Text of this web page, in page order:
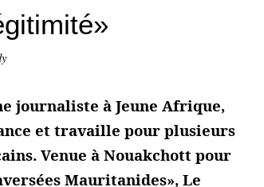
journaliste à Jeune Afrique,
et travaille pour plusieurs
Venue à Nouakchott pour
Mauritanides», Le